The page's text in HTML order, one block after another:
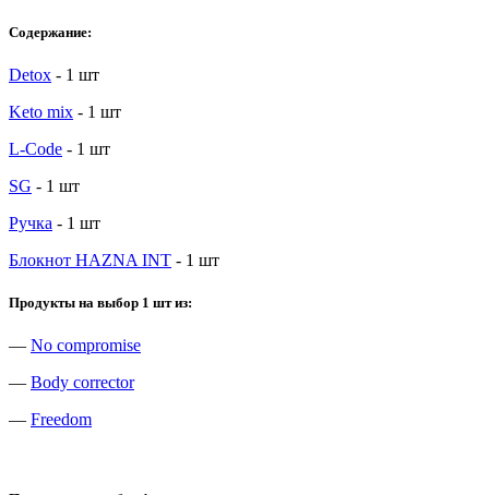
Содержание:
Detox - 1 шт
Keto mix - 1 шт
L-Code - 1 шт
SG - 1 шт
Ручка - 1 шт
Блокнот HAZNA INT - 1 шт
Продукты на выбор 1 шт из:
— No compromise
— Body corrector
— Freedom